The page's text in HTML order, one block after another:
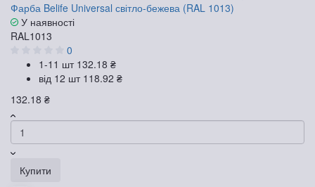
Фарба Belife Universal світло-бежева (RAL 1013)
У наявності
RAL1013
0
1-11 шт 132.18 ₴
від 12 шт 118.92 ₴
132.18 ₴
Купити